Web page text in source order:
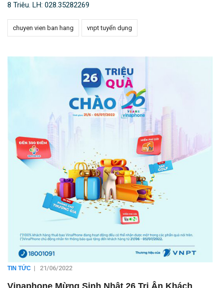
8 Triêu. LH: 028.35282269
chuyen vien ban hang vnpt tuyển dụng
TIN TỨC | 21/06/2022
Vinaphone Mừng Sinh Nhật 26 Tri Ân Khách